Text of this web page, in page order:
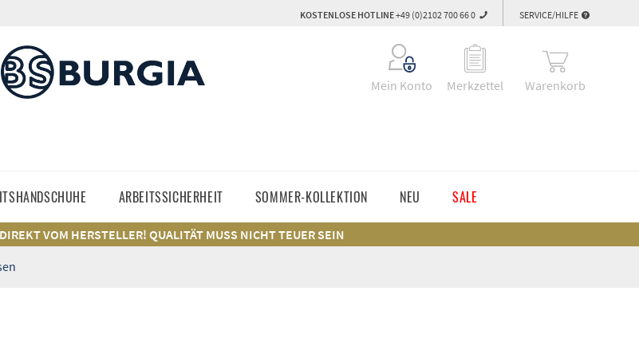
SERVICE/HILFE
KOSTENLOSE HOTLINE+49 (0)2102 700 66 0
Mein Konto Merkzettel Warenkorb
ARBEITSSICHERHEIT SOMMER-KOLLEKTION NEU SALE
VOM HERSTELLER! QUALITÄT MUSS NICHT TEUER SEIN